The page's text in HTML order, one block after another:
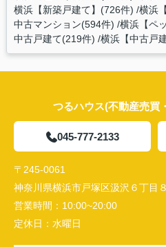
横浜【新築戸建て】(726件) 横浜
中古マンション(594件) 横浜【ペ
中古戸建て(219件) 横浜【中古戸
つるハウス(不動産売買
045-777-2133
〒245-0061
神奈川県横浜市戸塚区汲沢６丁目
営業時間： 10:00~20:00
定休日： 水曜日